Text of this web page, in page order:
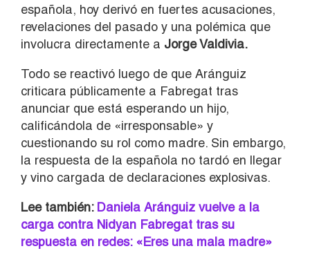
española, hoy derivó en fuertes acusaciones,
revelaciones del pasado y una polémica que
involucra directamente a Jorge Valdivia.
Todo se reactivó luego de que Aránguiz
criticara públicamente a Fabregat tras
anunciar que está esperando un hijo,
calificándola de «irresponsable» y
cuestionando su rol como madre. Sin embargo,
la respuesta de la española no tardó en llegar
y vino cargada de declaraciones explosivas.
Lee también: Daniela Aránguiz vuelve a la
carga contra Nidyan Fabregat tras su
respuesta en redes: «Eres una mala madre»